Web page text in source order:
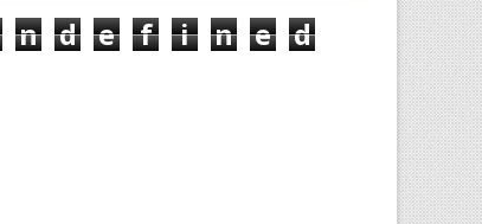
n d e f i n e d